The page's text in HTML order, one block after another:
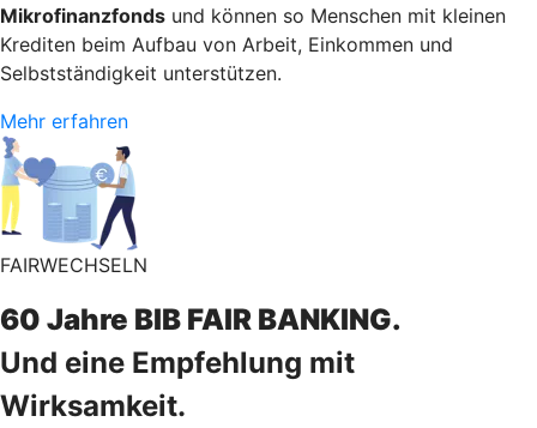
Mikrofinanzfonds und können so Menschen mit kleinen
Krediten beim Aufbau von Arbeit, Einkommen und
Selbstständigkeit unterstützen.
Mehr erfahren
FAIRWECHSELN
60 Jahre BIB FAIR BANKING.
Und eine Empfehlung mit
Wirksamkeit.